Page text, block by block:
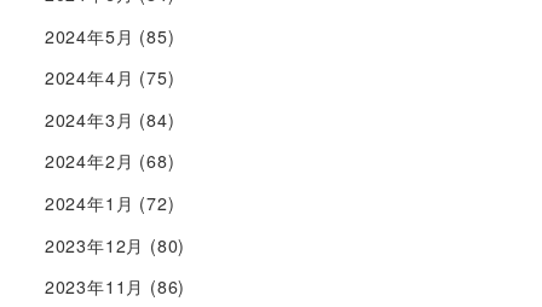
2024年5月 (85)
2024年4月 (75)
2024年3月 (84)
2024年2月 (68)
2024年1月 (72)
2023年12月 (80)
2023年11月 (86)